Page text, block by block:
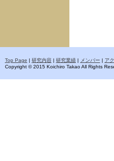
Top Page | 研究内容| 研究業績| メンバー | ア
Copyright © 2015 Koichiro Takao All Rights